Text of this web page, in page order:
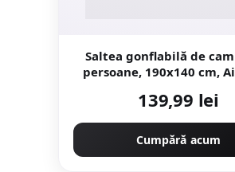
Saltea gonflabilă de
persoane, 190x140 cm,
139,99 lei
Cumpără acum